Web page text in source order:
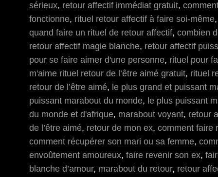
sérieux, retour affectif immédiat gratuit,
fonctionne, rituel retour affectif à faire soi-même
quand faire un rituel de retour affectif, combien
retour affectif magie blanche, retour affectif
pour se faire aimer d'une personne, rituel pour
m'aime rituel retour de l’être aimé gratuit, rituel
retour de l’être aimé, le plus grand et puissant
puissant marabout du monde, le plus puissant
du monde et d'afrique, marabout voyant, retour
de l’être aimé, retour de mon ex, comment faire
comment récupérer son mari ou sa femme,
envoûtement amoureux, faire revenir son ex,
blanche d’amour, marabout du retour, retour